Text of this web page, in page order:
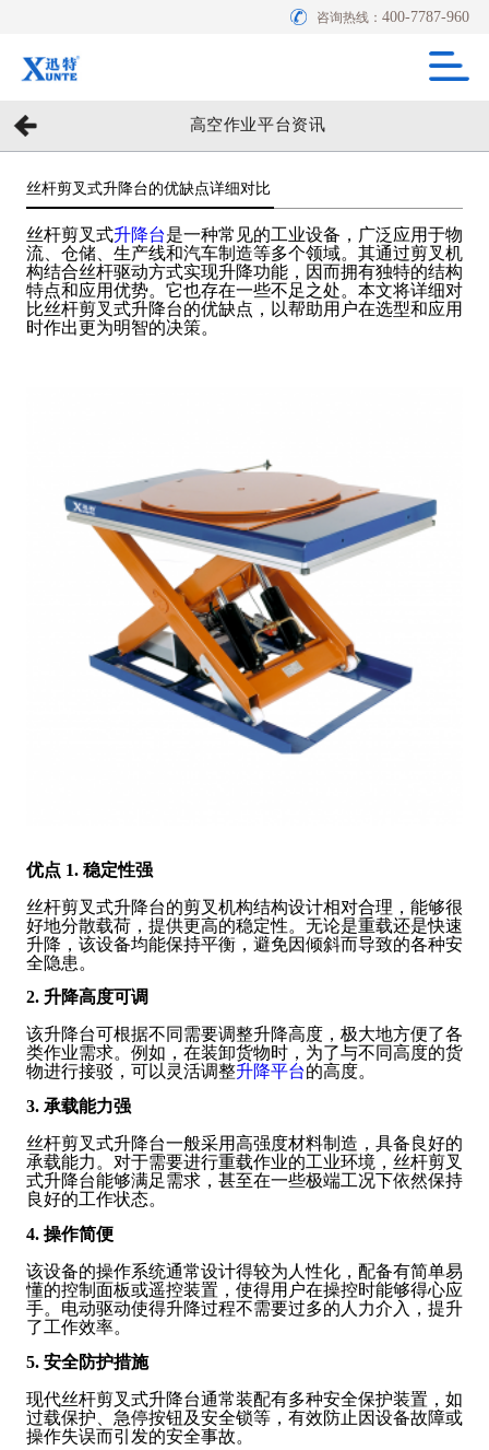
咨询热线：400-7787-960
高空作业平台资讯
丝杆剪叉式升降台的优缺点详细对比
丝杆剪叉式升降台是一种常见的工业设备，广泛应用于物
流、仓储、生产线和汽车制造等多个领域。其通过剪叉机
构结合丝杆驱动方式实现升降功能，因而拥有独特的结构
特点和应用优势。它也存在一些不足之处。本文将详细对
比丝杆剪叉式升降台的优缺点，以帮助用户在选型和应用
时作出更为明智的决策。
优点 1. 稳定性强
丝杆剪叉式升降台的剪叉机构结构设计相对合理，能够很
好地分散载荷，提供更高的稳定性。无论是重载还是快速
升降，该设备均能保持平衡，避免因倾斜而导致的各种安
全隐患。
2. 升降高度可调
该升降台可根据不同需要调整升降高度，极大地方便了各
类作业需求。例如，在装卸货物时，为了与不同高度的货
物进行接驳，可以灵活调整升降平台的高度。
3. 承载能力强
丝杆剪叉式升降台一般采用高强度材料制造，具备良好的
承载能力。对于需要进行重载作业的工业环境，丝杆剪叉
式升降台能够满足需求，甚至在一些极端工况下依然保持
良好的工作状态。
4. 操作简便
该设备的操作系统通常设计得较为人性化，配备有简单易
懂的控制面板或遥控装置，使得用户在操控时能够得心应
手。电动驱动使得升降过程不需要过多的人力介入，提升
了工作效率。
5. 安全防护措施
现代丝杆剪叉式升降台通常装配有多种安全保护装置，如
过载保护、急停按钮及安全锁等，有效防止因设备故障或
操作失误而引发的安全事故。